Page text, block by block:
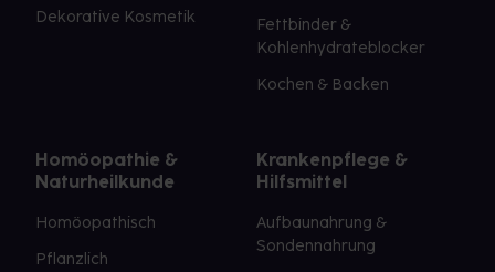
Dekorative Kosmetik
Fettbinder &
Kohlenhydrateblocker
Kochen & Backen
Homöopathie &
Naturheilkunde
Homöopathisch
Pflanzlich
Krankenpflege &
Hilfsmittel
Aufbaunahrung &
Sondennahrung